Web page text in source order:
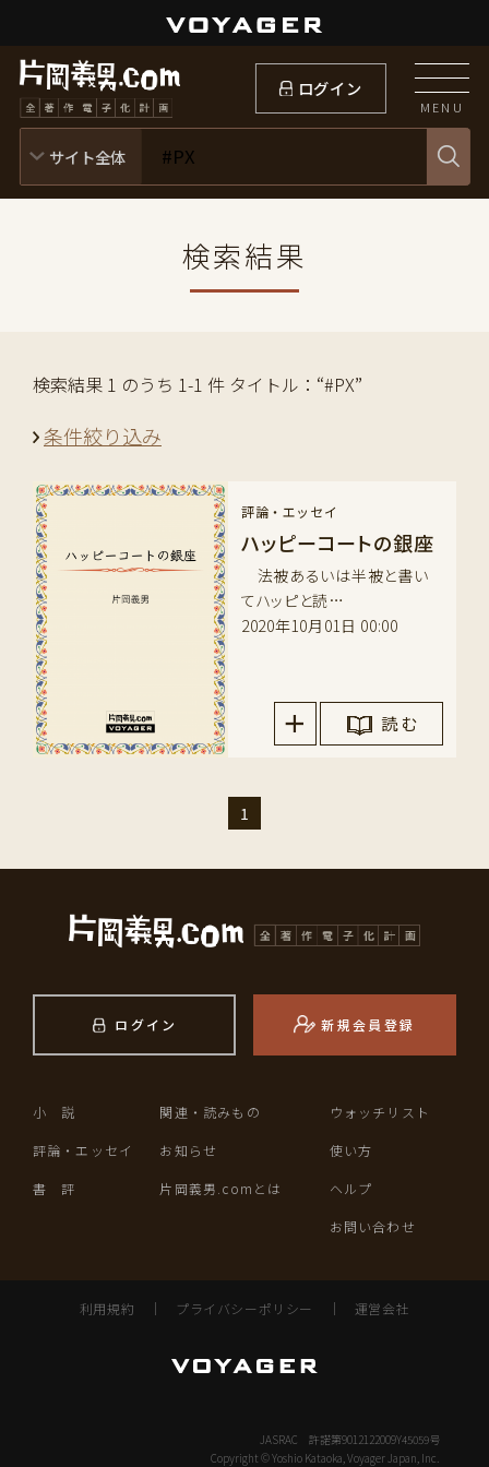
ログイン
MENU
検索結果
検索結果 1 のうち 1-1 件 タイトル：“#PX”
条件絞り込み
評論・エッセイ
ハッピーコートの銀座
法被あるいは半被と書い
てハッピと読…
2020年10月01日 00:00
読 む
1
ログイン 新規会員登録
小 説
評論・エッセイ
書 評
関連・読みもの
お知らせ
片岡義男.comとは
ウォッチリスト
使い方
ヘルプ
お問い合わせ
利用規約 ｜ プライバシーポリシー ｜ 運営会社
JASRAC 許諾第9012122009Y45059号
Copyright © Yoshio Kataoka, Voyager Japan, Inc.